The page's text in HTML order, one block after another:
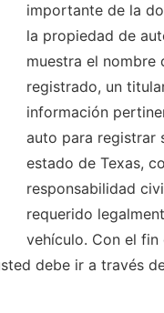
importante de la
la propiedad de
muestra el nombre
registrado, un
información
auto para registrar
estado de Texas,
responsabilidad
requerido
vehículo. Con el
debe ir a través